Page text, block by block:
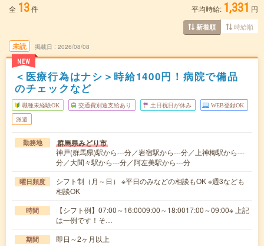
全 13件 平均時給: 1,331 円
新着順 時給順
未読
NEW
掲載日 2026/08/08
＜医療行為はナシ＞時給1400円！病院で備品
のチェックなど
職種未経験OK 交通費別途支給あり 土日祝日が休み WEB登録OK
派遣
勤務地 群馬県みどり市
神戸(群馬県)駅から---分／岩宿駅から---分／上神梅駅から---
分／大間々駅から---分／阿左美駅から---分
曜日頻度
シフト制（月～日） ※平日のみなどの相談もOK ※週3なども
相談OK
時間
【シフト例】07:00～16:0009:00～18:0017:00～09:00※ 上記
は一例です！そ…
期間 即日～2ヶ月以上